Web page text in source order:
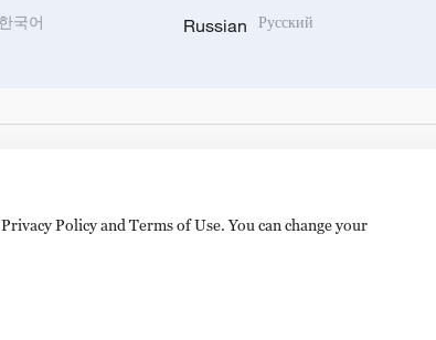
한국어 Russian Русский
Policy and Terms of Use. You can change your